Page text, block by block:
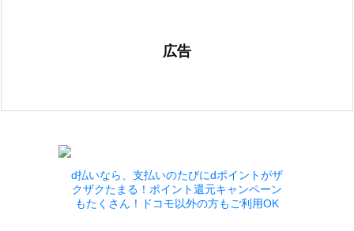
広告
d払いなら、支払いのたびにdポイントがザ
クザクたまる！ポイント還元キャンペーン
もたくさん！ドコモ以外の方もご利用OK